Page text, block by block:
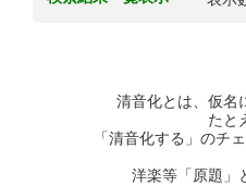
清音化とは、仮名
たと
「清音化する」のチ
洋楽等「原題」